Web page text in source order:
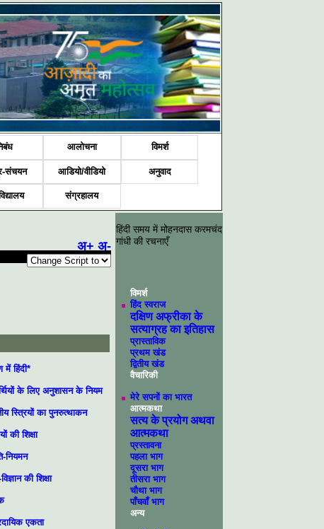
आलोचना विमर्श
संचयन आडियो/वीडियो अनुवाद
संग्रहालय
अ+ अ-
में हिंदी*
के लिए अनुशासन के नियम
स्त्रियों का पुनरुत्थाकन
की शिक्षा
नियमन
की शिक्षा
एकता
हिंदी समय में मोहनदास करमचंद
गांधी की रचनाएँ
विमर्श
हिंद स्वराज
दक्षिण अफ्रीका के
सत्याग्रह का इतिहास
प्रास्ताविक
प्रथम खंड
द्वितीय खंड
वैचारिकी
मेरे सपनों का भारत
आत्मकथा
सत्य के प्रयोग अथवा
आत्मकथा
प्रस्तावना
पहला भाग
दूसरा भाग
तीसरा भाग
चौथा भाग
पाँचवाँ भाग
अन्य